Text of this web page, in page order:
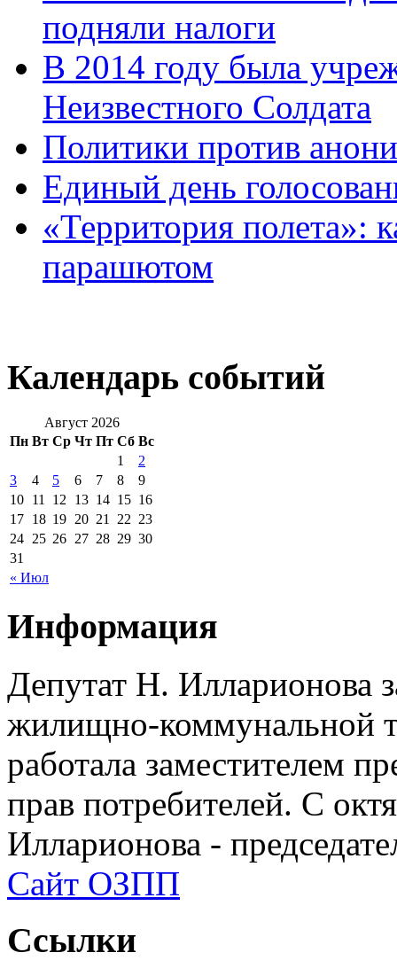
подняли налоги
В 2014 году была
Неизвестного Солдата
Политики против
Единый день
«Территория полета»:
парашютом
Календарь событий
Август 2026
Пн Вт Ср Чт Пт Сб Вс
« Июл
1
2
3
4 5 6 7 8
9
10 11 12 13 14 15 16
17 18 19 20 21 22 23
24 25 26 27 28 29 30
31
Информация
Депутат Н. Илларионова
жилищно-коммунальной
работала заместителем
прав потребителей. С
Илларионова -
Сайт ОЗПП
Ссылки